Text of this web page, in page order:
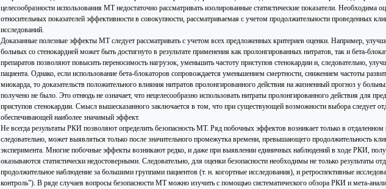
целесообразности использования МТ недостаточно рассматривать изолированные статистические показатели. Необходима
относительных показателей эффективности в совокупности, рассматриваемая с учетом продолжительности проведенных
исследований.
Доказанные полезные эффекты МТ следует рассматривать с учетом всех предложенных критериев оценки. Например,
больных со стенокардией может быть достигнуто в результате применения как пролонгированных нитратов, так и бета-
препаратов позволяют повысить переносимость нагрузок, уменьшить частоту приступов стенокардии и, следовательно,
пациента. Однако, если использование бета-блокаторов сопровождается уменьшением смертности, снижением частоты
миокарда, то доказательств положительного влияния нитратов пролонгированного действия на жизненный прогноз у
получено не было. Это отнюдь не означает, что нецелесообразно использовать нитраты пролонгированного действия для
приступов стенокардии. Смысл вышесказанного заключается в том, что при существующей возможности выбора следует
обеспечивающей наиболее значимый эффект.
Не всегда результаты РКИ позволяют определить безопасность МТ. Ряд побочных эффектов возникает только в отдаленном
следовательно, может выявляться только после значительного промежутка времени, превышающего продолжительность
эксперимента. Многие побочные эффекты возникают редко, и даже при выявлении единичных наблюдений в ходе РКИ,
оказываются статистически недостоверными. Следовательно, для оценки безопасности необходимы не только результаты
продолжительное наблюдение за большими группами пациентов (т. н. когортные исследования), и ретроспективные
контроль”). В ряде случаев вопросы безопасности МТ можно изучить с помощью систематического обзора РКИ и мета-